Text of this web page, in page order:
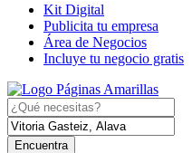
Kit Digital
Publicita tu empresa
Área de Negocios
Incluye tu negocio gratis
Encuentra